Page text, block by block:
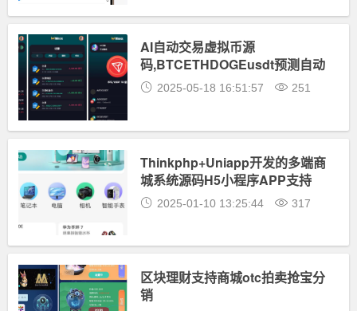
AI自动交易虚拟币源
码,BTCETHDOGEusdt预测自动
赚钱源码系统,可分销推广
2025-05-18 16:51:57 251
Thinkphp+Uniapp开发的多端商
城系统源码H5小程序APP支持
DIY模板直播分销
2025-01-10 13:25:44 317
区块理财支持商城otc拍卖抢宝分
销